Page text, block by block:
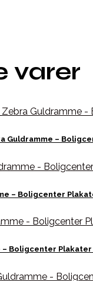
varer
Guldramme –
– Boligcenter
Boligcenter Plakater